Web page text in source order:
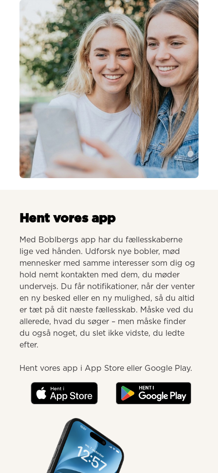
Hent vores app
Med Boblbergs app har du fællesskaberne
lige ved hånden. Udforsk nye bobler, mød
mennesker med samme interesser som dig og
hold nemt kontakten med dem, du møder
undervejs. Du får notifikationer, når der venter
en ny besked eller en ny mulighed, så du altid
er tæt på dit næste fællesskab. Måske ved du
allerede, hvad du søger – men måske finder
du også noget, du slet ikke vidste, du ledte
efter.
Hent vores app i App Store eller Google Play.